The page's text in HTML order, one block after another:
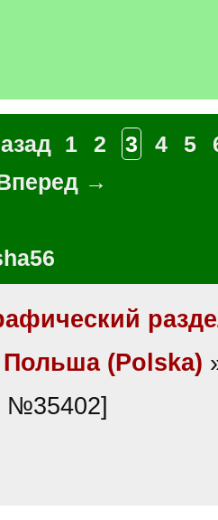
1 2 3 4 5
→
Польша (Polska)
№35402]